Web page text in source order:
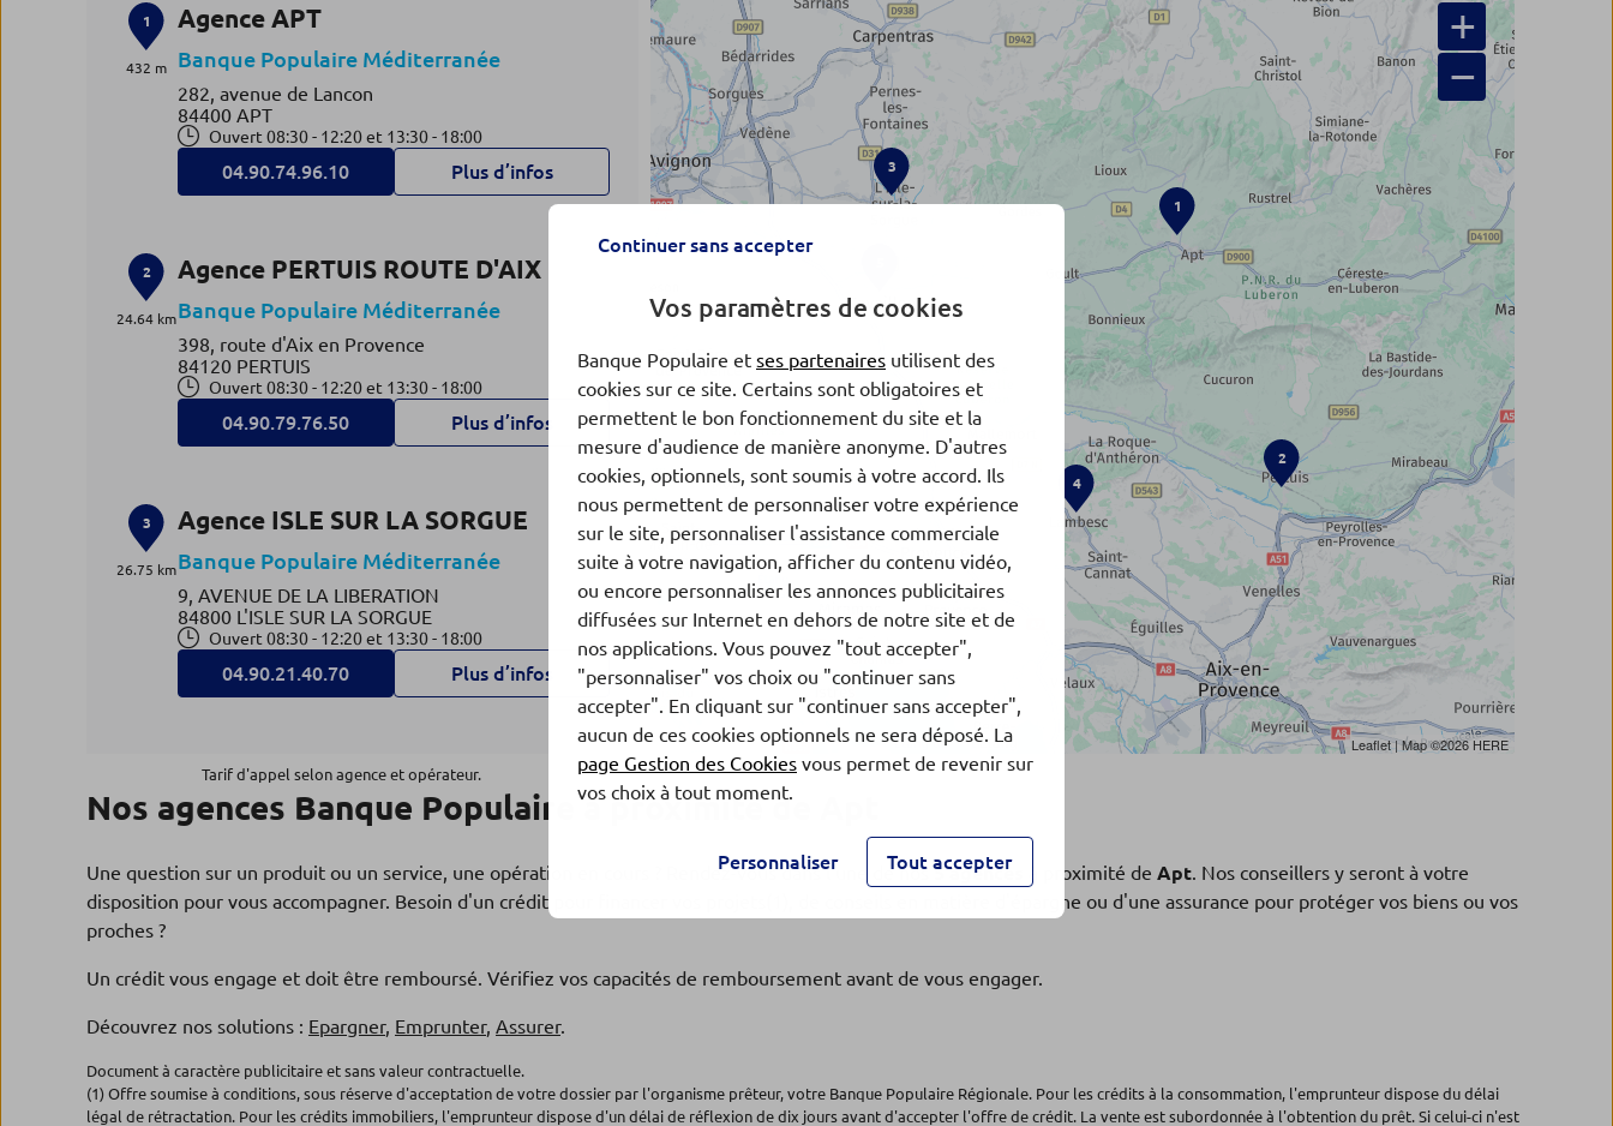
1
432 m
Agence APT
Banque Populaire Méditerranée
282, avenue de Lancon
84400 APT
Ouvert 08:30 - 12:20 et 13:30 - 18:00
04.90.74.96.10 Plus d’infos
2
24.64 km
Agence PERTUIS ROUTE D'AIX
Banque Populaire Méditerranée
398, route d'Aix en Provence
84120 PERTUIS
Ouvert 08:30 - 12:20 et 13:30 - 18:00
04.90.79.76.50 Plus d’infos
3
26.75 km
Agence ISLE SUR LA SORGUE
Banque Populaire Méditerranée
9, AVENUE DE LA LIBERATION
84800 L'ISLE SUR LA SORGUE
Ouvert 08:30 - 12:20 et 13:30 - 18:00
04.90.21.40.70 Plus d’infos
26.78 km
Agence LAMBESC
Banque Populaire Méditerranée
13410 LAMBESC
Fermé actuellement
Plus d’infos
5
27.94 km
Agence CAVAILLON GAMB 204
Banque Populaire Méditerranée
204, cours Léon Gambetta
84300 CAVAILLON
4
2
1
3
+
−
Leaflet| Map ©2026HERE
Tarif d'appel selon agence et opérateur.
Nos agences Banque Populaire à proximité de Apt
Une question sur un produit ou un service, une opération en cours ? Rendez-vous dans l'une de nos5 agences à proximité de Apt. Nos conseillers y seront à votre
disposition pour vous accompagner. Besoin d'un crédit pour financer vos projets(1), de conseils en matière d'épargne ou d'une assurance pour protéger vos biens ou vos
proches ?
Un crédit vous engage et doit être remboursé. Vérifiez vos capacités de remboursement avant de vous engager.
Découvrez nos solutions : Epargner, Emprunter, Assurer.
Document à caractère publicitaire et sans valeur contractuelle.
(1) Offre soumise à conditions, sous réserve d'acceptation de votre dossier par l'organisme prêteur, votre Banque Populaire Régionale. Pour les crédits à la consommation, l'emprunteur dispose du délai
légal de rétractation. Pour les crédits immobiliers, l'emprunteur dispose d'un délai de réflexion de dix jours avant d'accepter l'offre de crédit. La vente est subordonnée à l'obtention du prêt. Si celui-ci n'est
Continuer sans accepter
Vos paramètres de cookies
Banque Populaire et ses partenaires utilisent des
cookies sur ce site. Certains sont obligatoires et
permettent le bon fonctionnement du site et la
mesure d'audience de manière anonyme. D'autres
cookies, optionnels, sont soumis à votre accord. Ils
nous permettent de personnaliser votre expérience
sur le site, personnaliser l'assistance commerciale
suite à votre navigation, afficher du contenu vidéo,
ou encore personnaliser les annonces publicitaires
diffusées sur Internet en dehors de notre site et de
nos applications. Vous pouvez "tout accepter",
"personnaliser" vos choix ou "continuer sans
accepter". En cliquant sur "continuer sans accepter",
aucun de ces cookies optionnels ne sera déposé. La
page Gestion des Cookies vous permet de revenir sur
vos choix à tout moment.
Personnaliser Tout accepter